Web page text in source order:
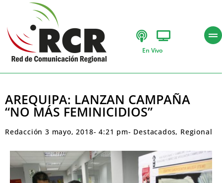
En Vivo
AREQUIPA: LANZAN CAMPAÑA
“NO MÁS FEMINICIDIOS”
Redacción 3 mayo, 2018- 4:21 pm- Destacados, Regional